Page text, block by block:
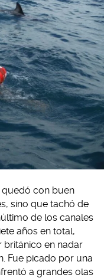
con buen
sino que tachó de
de los canales
años en total,
en nadar
Fue picado por una
a grandes olas